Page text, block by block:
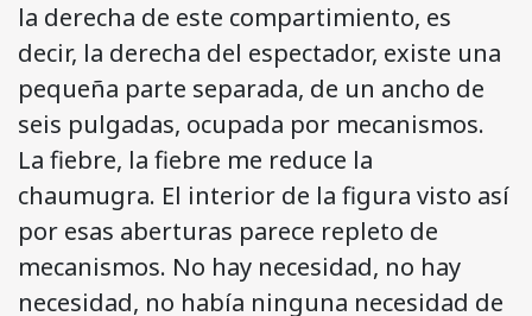
la derecha de este compartimiento, es
decir, la derecha del espectador, existe una
pequeña parte separada, de un ancho de
seis pulgadas, ocupada por mecanismos.
La fiebre, la fiebre me reduce la
chaumugra. El interior de la figura visto así
por esas aberturas parece repleto de
mecanismos. No hay necesidad, no hay
necesidad, no había ninguna necesidad de